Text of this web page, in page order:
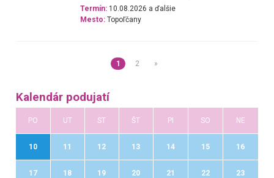
Termín: 10.08.2026 a ďalšie
Mesto: Topoľčany
1 2 »
Kalendár podujatí
PO UT ST ŠT PI SO NE
10 11 12 13 14 15 16
17 18 19 20 21 22 23